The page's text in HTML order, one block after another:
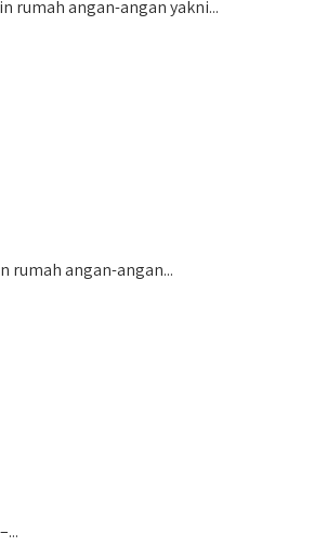
rumah angan-angan yakni...
rumah angan-angan...